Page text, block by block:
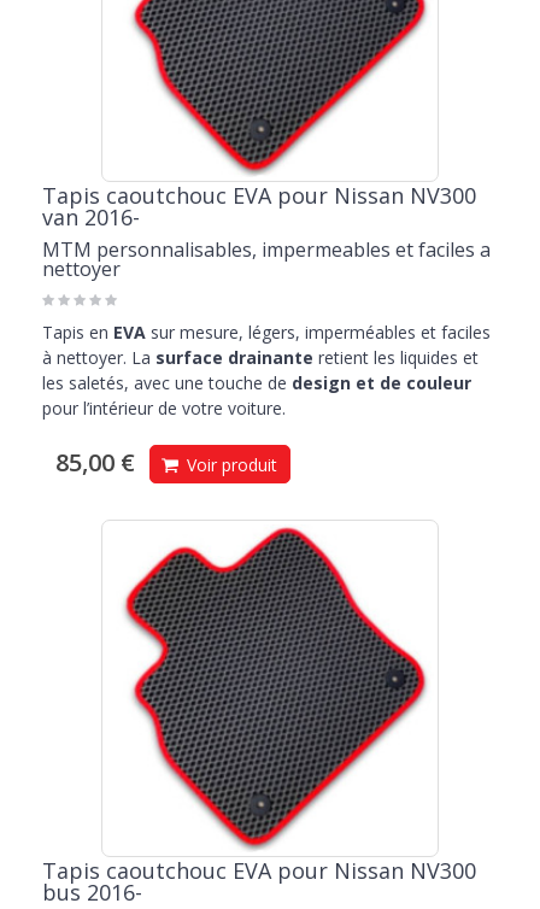
Tapis caoutchouc EVA pour Nissan NV300
van 2016-
MTM personnalisables, impermeables et faciles a
nettoyer
Tapis en EVA sur mesure, légers, imperméables et faciles
à nettoyer. La surface drainante retient les liquides et
les saletés, avec une touche de design et de couleur
pour l’intérieur de votre voiture.
85,00 € Voir produit
Tapis caoutchouc EVA pour Nissan NV300
bus 2016-